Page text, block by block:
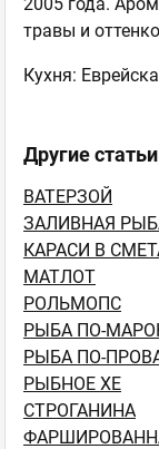
травы и
Кухня:
Другие
ВАТЕРЗОЙ
ЗАЛИВНАЯ
КАРАСИ В
МАТЛОТ
РОЛЬМОПС
РЫБА ПО-
РЫБА ПО-
РЫБНОЕ ХЕ
СТРОГАНИНА